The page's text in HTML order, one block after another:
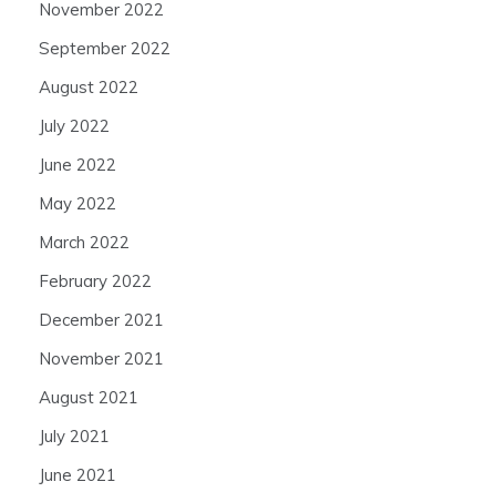
November 2022
September 2022
August 2022
July 2022
June 2022
May 2022
March 2022
February 2022
December 2021
November 2021
August 2021
July 2021
June 2021